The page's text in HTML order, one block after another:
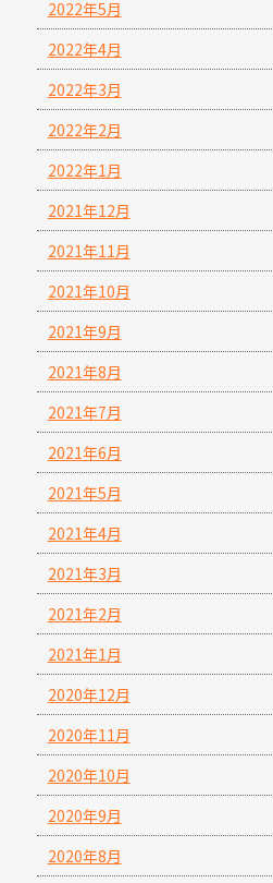
2022年5月
2022年4月
2022年3月
2022年2月
2022年1月
2021年12月
2021年11月
2021年10月
2021年9月
2021年8月
2021年7月
2021年6月
2021年5月
2021年4月
2021年3月
2021年2月
2021年1月
2020年12月
2020年11月
2020年10月
2020年9月
2020年8月